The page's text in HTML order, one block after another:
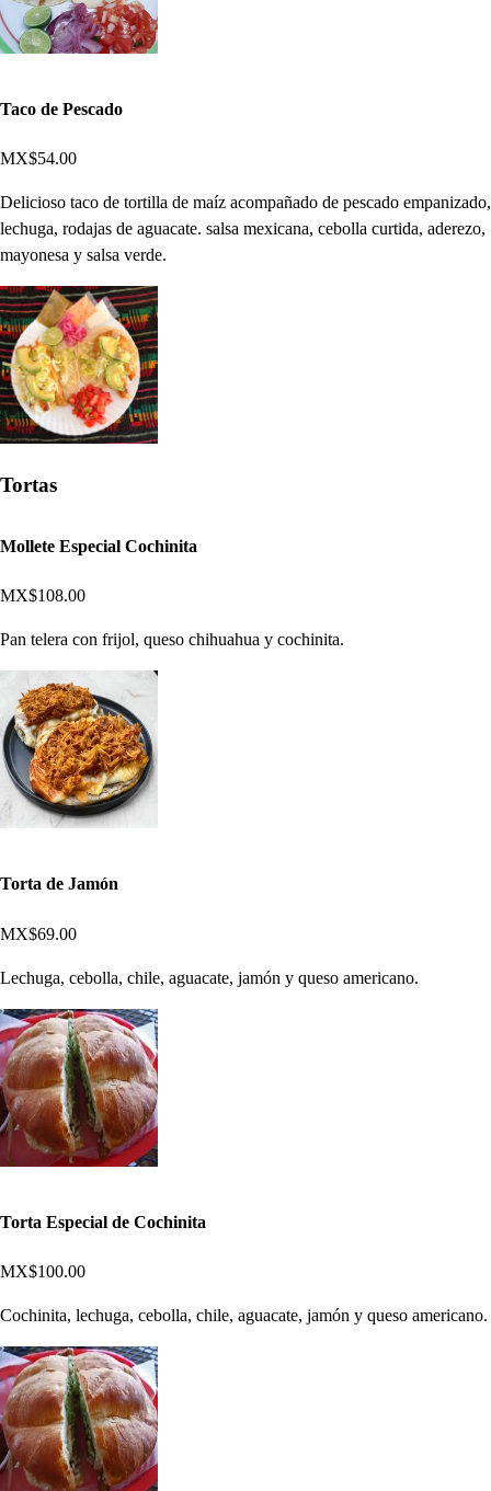
Taco de Pescado
MX$54.00
Delicioso taco de tortilla de maíz acompañado de pescado empanizado,
lechuga, rodajas de aguacate. salsa mexicana, cebolla curtida, aderezo,
mayonesa y salsa verde.
Tortas
Mollete Especial Cochinita
MX$108.00
Pan telera con frijol, queso chihuahua y cochinita.
Torta de Jamón
MX$69.00
Lechuga, cebolla, chile, aguacate, jamón y queso americano.
Torta Especial de Cochinita
MX$100.00
Cochinita, lechuga, cebolla, chile, aguacate, jamón y queso americano.